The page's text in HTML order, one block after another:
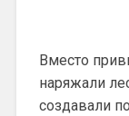
Вместо
наряжали
создавали